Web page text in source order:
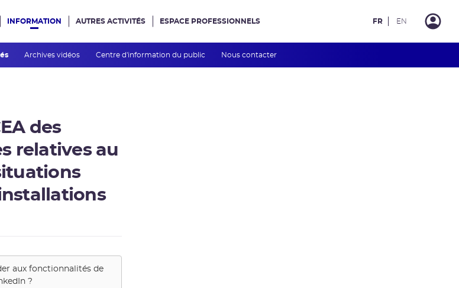
INFORMATION
Archives vidéos Centre d'information du public Nous contacter
AUTRES ACTIVITÉS ESPACE PROFESSIONNELS FR EN
des
relatives au
aux fonctionnalités de
?